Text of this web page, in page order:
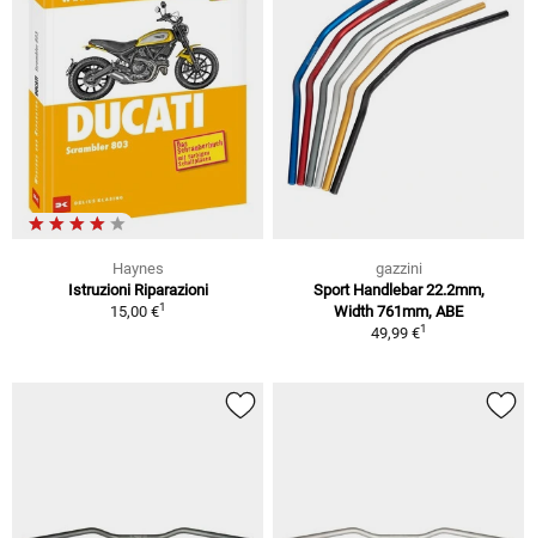
Haynes
Istruzioni Riparazioni
15,00 €1
gazzini
Sport Handlebar 22.2mm,
Width 761mm, ABE
49,99 €1